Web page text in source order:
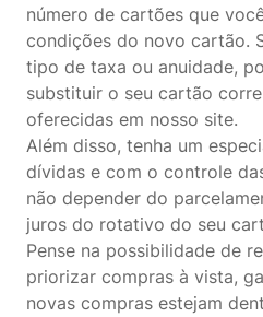
número de cartões que
condições do novo cartão.
tipo de taxa ou anuidade,
substituir o seu cartão
oferecidas em nosso site.
Além disso, tenha um
dívidas e com o controle
não depender do
juros do rotativo do seu
Pense na possibilidade de
priorizar compras à vista,
novas compras estejam